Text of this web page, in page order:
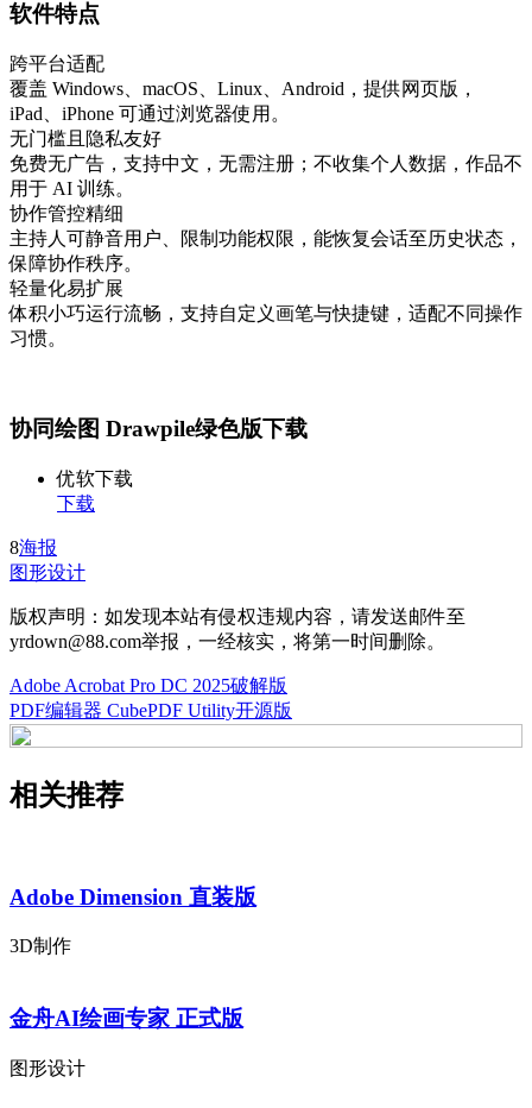
软件特点
跨平台适配
覆盖 Windows、macOS、Linux、Android，提供网页版，
iPad、iPhone 可通过浏览器使用。
无门槛且隐私友好
免费无广告，支持中文，无需注册；不收集个人数据，作品不
用于 AI 训练。
协作管控精细
主持人可静音用户、限制功能权限，能恢复会话至历史状态，
保障协作秩序。
轻量化易扩展
体积小巧运行流畅，支持自定义画笔与快捷键，适配不同操作
习惯。
协同绘图 Drawpile绿色版下载
优软下载
下载
8海报
图形设计
版权声明：如发现本站有侵权违规内容，请发送邮件至
yrdown@88.com举报，一经核实，将第一时间删除。
Adobe Acrobat Pro DC 2025破解版
PDF编辑器 CubePDF Utility开源版
相关推荐
Adobe Dimension 直装版
3D制作
金舟AI绘画专家 正式版
图形设计